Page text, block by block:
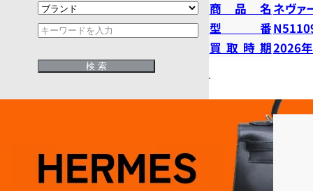
商品名 ネヴァ
型番
買取時期2026